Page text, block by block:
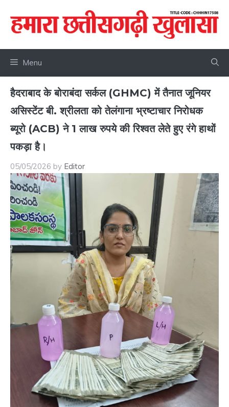
content
Menu
हैदराबाद के बोराबंदा सर्कल (GHMC) में तैनात जूनियर
असिस्टेंट बी. श्रीलता को तेलंगाना भ्रष्टाचार निरोधक
ब्यूरो (ACB) ने 1 लाख रुपये की रिश्वत लेते हुए रंगे हाथों
पकड़ा है।
05/05/2026 by Editor